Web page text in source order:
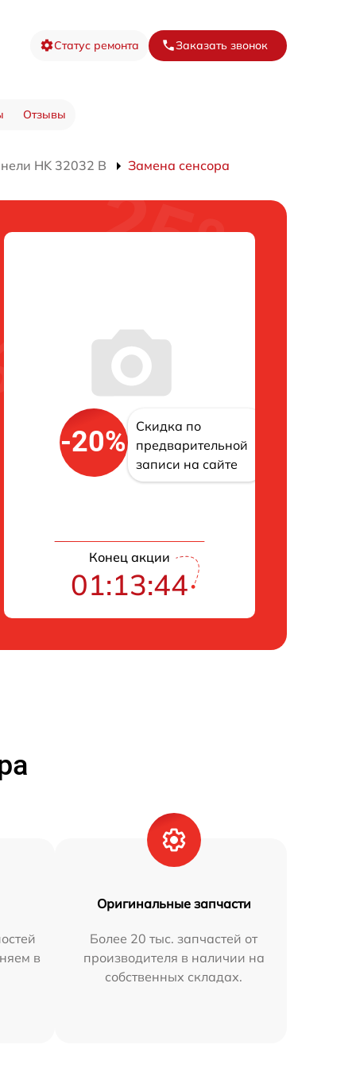
Статус ремонта Заказать звонок
Отзывы
HK 32032 B Замена сенсора
-20%
Скидка по
предварительной
записи на сайте
Конец акции
01:13:43
в
Оригинальные запчасти
Более 20 тыс. запчастей от
производителя в наличии на
собственных складах.